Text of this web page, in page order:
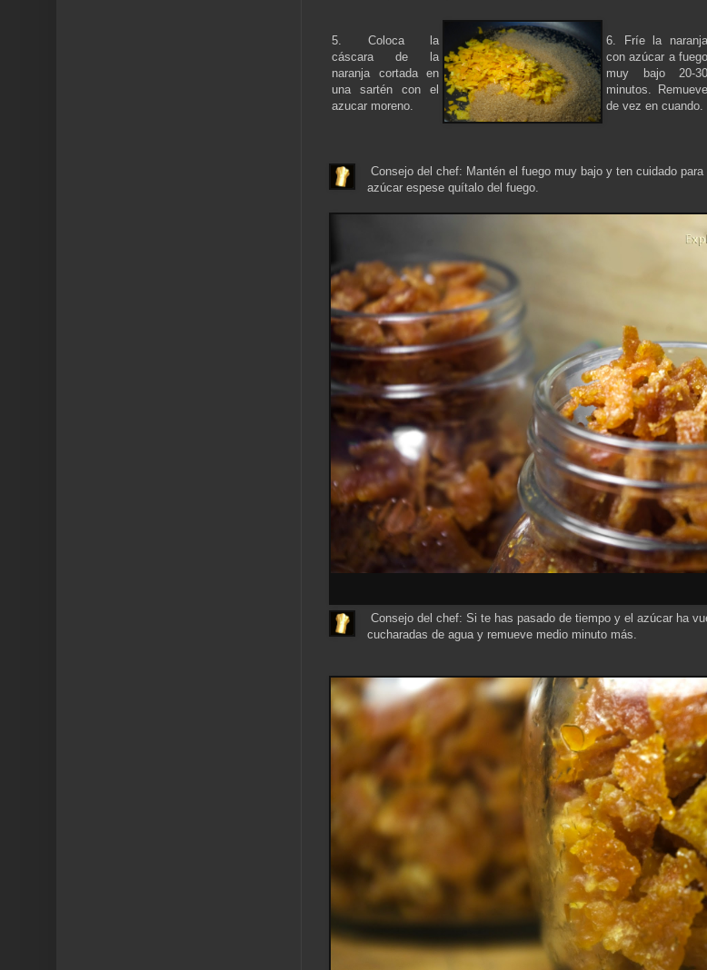
5. Coloca la
cáscara de la
naranja cortada en
una sartén con el
azucar moreno.
6. Fríe la naranja
con azúcar a fuego
muy bajo 20-30
minutos. Remueve
de vez en cuando.
Consejo del chef: Mantén el fuego muy bajo y ten cuidado
azúcar espese quítalo del fuego.
Consejo del chef: Si te has pasado de tiempo y el azúcar ha
cucharadas de agua y remueve medio minuto más.